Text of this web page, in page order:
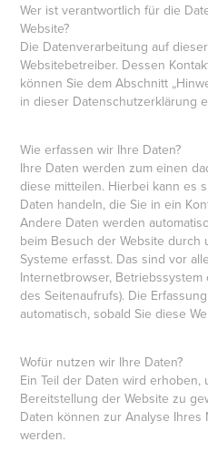
Wer ist verantwortlich für die
Website?
Die Datenverarbeitung auf
Websitebetreiber. Dessen
können Sie dem Abschnitt
in dieser Datenschutzerklärung
Wie erfassen wir Ihre Daten?
Ihre Daten werden zum einen
diese mitteilen. Hierbei kann es
Daten handeln, die Sie in ein
Andere Daten werden
beim Besuch der Website durch
Systeme erfasst. Das sind vor
Internetbrowser,
des Seitenaufrufs). Die
automatisch, sobald Sie diese
Wofür nutzen wir Ihre Daten?
Ein Teil der Daten wird erhoben,
Bereitstellung der Website zu
Daten können zur Analyse
werden.